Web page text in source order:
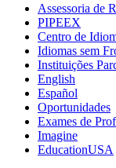
Assessoria de
PIPEEX
Centro de
Idiomas sem
Instituições
English
Español
Oportunidades
Exames de
Imagine
EducationUSA